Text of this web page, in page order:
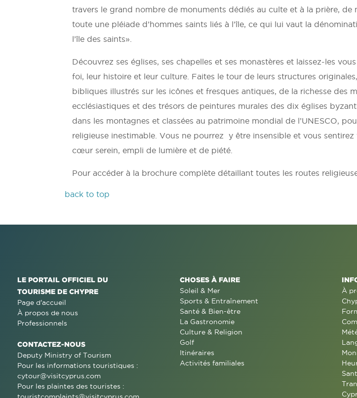
travers le grand nombre de monuments dédiés au culte et à la prière, de
toute une pléiade d’hommes saints liés à l’île, ce qui lui vaut la
l’île des saints».
Découvrez ses églises, ses chapelles et ses monastères et laissez-les
foi, leur histoire et leur culture. Faites le tour de leurs structures
bibliques illustrés sur les icônes et fresques antiques, de la richesse des
ecclésiastiques et des trésors de peintures murales des dix églises
dans les montagnes et classées au patrimoine mondial de l’UNESCO,
religieuse inestimable. Vous ne pourrez y être insensible et vous sentirez
cœur serein, empli de lumière et de piété.
Pour accéder à la brochure complète détaillant toutes les routes
back to top
LE PORTAIL OFFICIEL DU
TOURISME DE CHYPRE
Page d'accueil
À propos de nous
Professionnels
CONTACTEZ-NOUS
Deputy Ministry of Tourism
Pour les informations touristiques :
cytour@visitcyprus.com
Pour les plaintes des touristes :
CHOSES À FAIRE
Soleil & Mer
Sports & Entraînement
Santé & Bien-être
La Gastronomie
Culture & Religion
Golf
Itinéraires
Activités familiales
À